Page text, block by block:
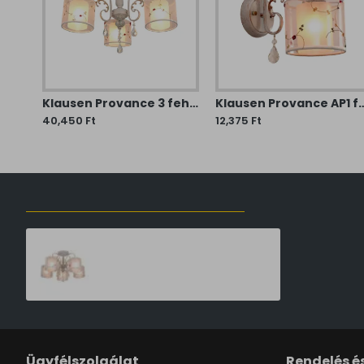
Klausen Provance 3 fehér-arany csillár (KL103004) E27 3 izzós IP20
40,450 Ft
Klausen Provance AP1
12,375 Ft